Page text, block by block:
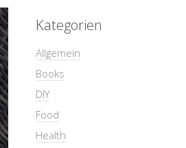
Kategorien
Allgemein
Books
DIY
Food
Health